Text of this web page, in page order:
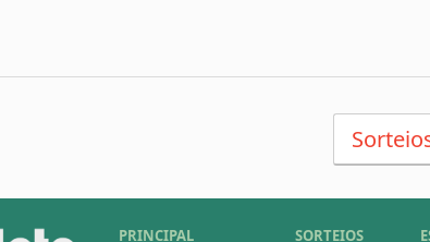
PRINCIPAL
SORTEIOS